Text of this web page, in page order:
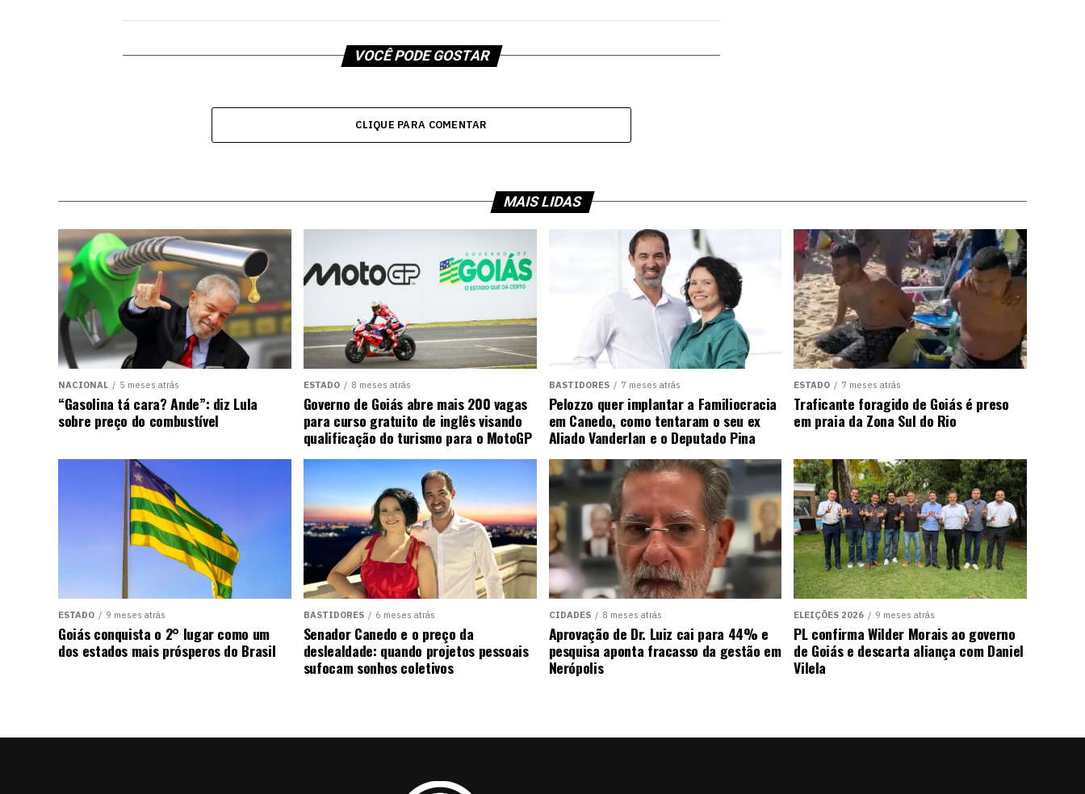
VOCÊ PODE GOSTAR
CLIQUE PARA COMENTAR
MAIS LIDAS
NACIONAL 5 meses atrás
“Gasolina tá cara? Ande”: diz Lula
sobre preço do combustível
ESTADO 8 meses atrás
Governo de Goiás abre mais 200 vagas
para curso gratuito de inglês visando
qualificação do turismo para o MotoGP
BASTIDORES 7 meses atrás
Pelozzo quer implantar a Familiocracia
em Canedo, como tentaram o seu ex
Aliado Vanderlan e o Deputado Pina
ESTADO 7 meses atrás
Traficante foragido de Goiás é preso
em praia da Zona Sul do Rio
ESTADO 9 meses atrás
Goiás conquista o 2° lugar como um
dos estados mais prósperos do Brasil
BASTIDORES 6 meses atrás
Senador Canedo e o preço da
deslealdade: quando projetos pessoais
sufocam sonhos coletivos
CIDADES 8 meses atrás
Aprovação de Dr. Luiz cai para 44% e
pesquisa aponta fracasso da gestão em
Nerópolis
ELEIÇÕES 2026 9 meses atrás
PL confirma Wilder Morais ao governo
de Goiás e descarta aliança com Daniel
Vilela